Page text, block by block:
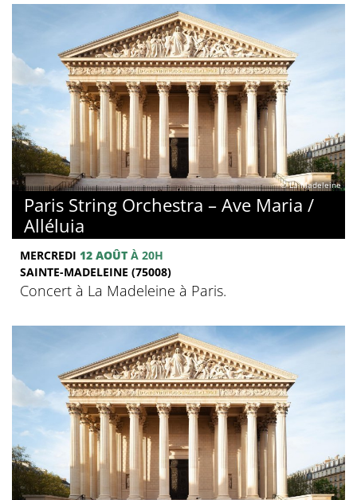
© La Madeleine
Paris String Orchestra – Ave Maria /
Alléluia
MERCREDI 12 AOÛT À 20H
SAINTE-MADELEINE (75008)
Concert à La Madeleine à Paris.